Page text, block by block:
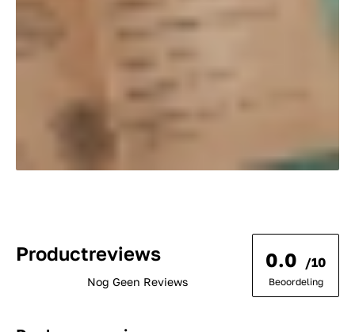
Productreviews
Nog Geen Reviews
0.0 /10
Beoordeling